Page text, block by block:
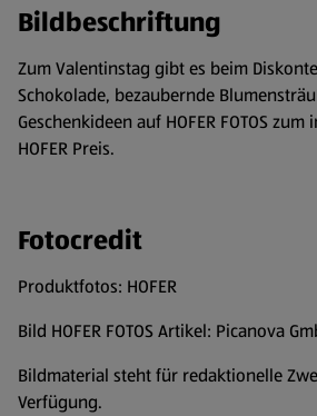
Bildbeschriftung
Zum Valentinstag gibt es beim
Schokolade, bezaubernde
Geschenkideen auf HOFER FOTOS
HOFER Preis.
Fotocredit
Produktfotos: HOFER
Bild HOFER FOTOS Artikel: Picanova
Bildmaterial steht für redaktionelle
Verfügung.